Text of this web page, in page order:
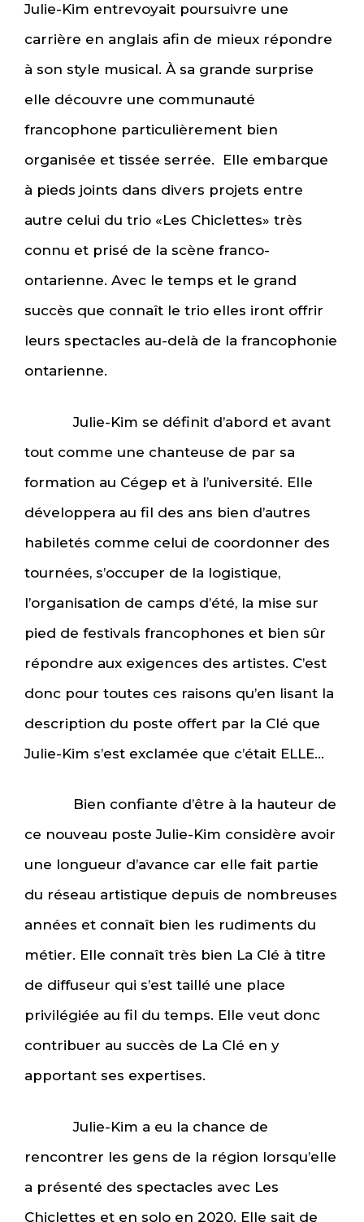
Julie-Kim entrevoyait poursuivre une
carrière en anglais afin de mieux répondre
à son style musical. À sa grande surprise
elle découvre une communauté
francophone particulièrement bien
organisée et tissée serrée. Elle embarque
à pieds joints dans divers projets entre
autre celui du trio «Les Chiclettes» très
connu et prisé de la scène franco-
ontarienne. Avec le temps et le grand
succès que connaît le trio elles iront offrir
leurs spectacles au-delà de la francophonie
ontarienne.
Julie-Kim se définit d’abord et avant
tout comme une chanteuse de par sa
formation au Cégep et à l’université. Elle
développera au fil des ans bien d’autres
habiletés comme celui de coordonner des
tournées, s’occuper de la logistique,
l’organisation de camps d’été, la mise sur
pied de festivals francophones et bien sûr
répondre aux exigences des artistes. C’est
donc pour toutes ces raisons qu’en lisant la
description du poste offert par la Clé que
Julie-Kim s’est exclamée que c’était ELLE…
Bien confiante d’être à la hauteur de
ce nouveau poste Julie-Kim considère avoir
une longueur d’avance car elle fait partie
du réseau artistique depuis de nombreuses
années et connaît bien les rudiments du
métier. Elle connaît très bien La Clé à titre
de diffuseur qui s’est taillé une place
privilégiée au fil du temps. Elle veut donc
contribuer au succès de La Clé en y
apportant ses expertises.
Julie-Kim a eu la chance de
rencontrer les gens de la région lorsqu’elle
a présenté des spectacles avec Les
Chiclettes et en solo en 2020. Elle sait de